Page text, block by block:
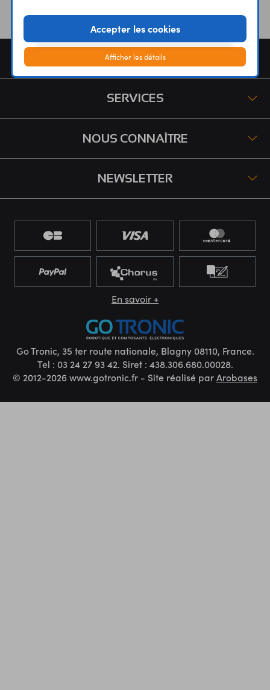
COMMANDE
SERVICES
NOUS CONNAÎTRE
NEWSLETTER
En savoir +
Go Tronic, 35 ter route nationale, Blagny 08110, France.
Tel : 03 24 27 93 42. Siret : 438.306.680.00028.
© 2012-2026 www.gotronic.fr - Site réalisé parArobases
Accepter les cookies
Afficher les détails